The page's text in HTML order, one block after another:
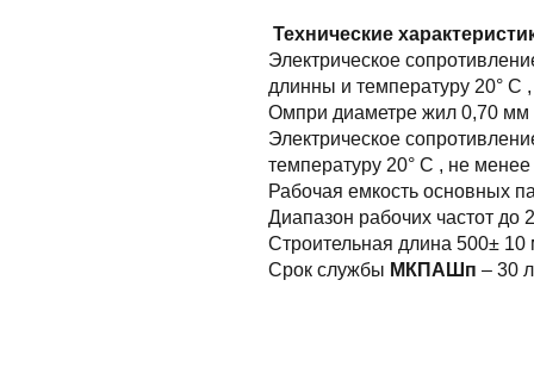
Технические
Электрическое
длинны и температуру 20°
Омпри диаметре жил 0,70
Электрическое
температуру 20° C , не
Рабочая емкость основных
Диапазон рабочих частот до
Строительная длина 500±
Срок службы МКПАШп – 30